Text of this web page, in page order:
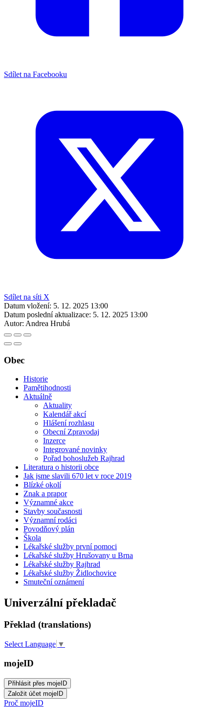
Sdílet na Facebooku
Sdílet na síti X
Datum vložení: 5. 12. 2025 13:00
Datum poslední aktualizace: 5. 12. 2025 13:00
Autor: Andrea Hrubá
Obec
Historie
Pamětihodnosti
Aktuálně
Aktuality
Kalendář akcí
Hlášení rozhlasu
Obecní Zpravodaj
Inzerce
Integrované novinky
Pořad bohoslužeb Rajhrad
Literatura o historii obce
Jak jsme slavili 670 let v roce 2019
Blízké okolí
Znak a prapor
Významné akce
Stavby současnosti
Významní rodáci
Povodňový plán
Škola
Lékařské služby první pomoci
Lékařské služby Hrušovany u Brna
Lékařské služby Rajhrad
Lékařské služby Židlochovice
Smuteční oznámení
Univerzální překladač
Překlad (translations)
Select Language ▼
mojeID
Proč mojeID